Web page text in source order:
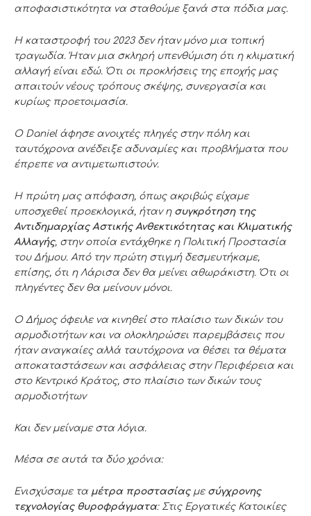
αποφασιστικότητα να σταθούμε ξανά στα πόδια μας.
Η καταστροφή του 2023 δεν ήταν μόνο μια τοπική
τραγωδία. Ήταν μια σκληρή υπενθύμιση ότι η κλιματική
αλλαγή είναι εδώ. Ότι οι προκλήσεις της εποχής μας
απαιτούν νέους τρόπους σκέψης, συνεργασία και
κυρίως προετοιμασία.
Ο Danielάφησε ανοιχτές πληγές στην πόλη και
ταυτόχρονα ανέδειξε αδυναμίες και προβλήματα που
έπρεπε να αντιμετωπιστούν.
Η πρώτη μας απόφαση, όπως ακριβώς είχαμε
υποσχεθεί προεκλογικά, ήταν η συγκρότηση της
Αντιδημαρχίας Αστικής Ανθεκτικότητας και Κλιματικής
Αλλαγής, στην οποία εντάχθηκε η Πολιτική Προστασία
του Δήμου. Από την πρώτη στιγμή δεσμευτήκαμε,
επίσης, ότι η Λάρισα δεν θα μείνει αθωράκιστη. Ότι οι
πληγέντες δεν θα μείνουν μόνοι.
Ο Δήμος όφειλε να κινηθεί στο πλαίσιο των δικών του
αρμοδιοτήτων και να ολοκληρώσει παρεμβάσεις που
ήταν αναγκαίες αλλά ταυτόχρονα να θέσει τα θέματα
αποκαταστάσεων και ασφάλειας στην Περιφέρεια και
στο Κεντρικό Κράτος, στο πλαίσιο των δικών τους
αρμοδιοτήτων
Και δεν μείναμε στα λόγια.
Μέσα σε αυτά τα δύο χρόνια:
Ενισχύσαμε τα μέτρα προστασίαςμε σύγχρονης
τεχνολογίας θυροφράγματα: Στις Εργατικές Κατοικίες